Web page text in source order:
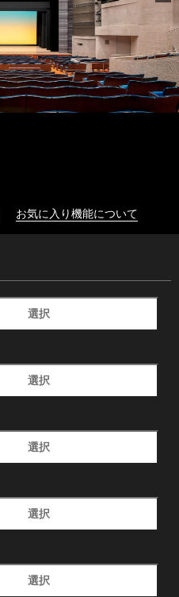
お気に入り機能について
選択
選択
選択
選択
選択